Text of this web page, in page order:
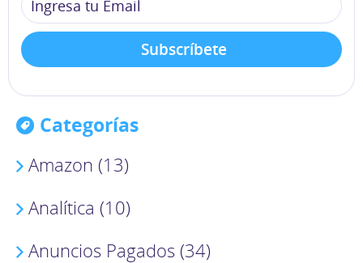
Categorías
Amazon (13)
Analítica (10)
Anuncios Pagados (34)